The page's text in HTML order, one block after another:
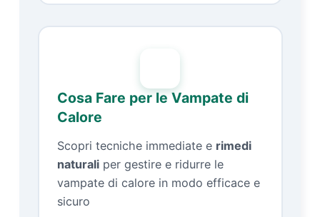
Cosa Fare per le Vampate di
Calore
Scopri tecniche immediate e rimedi
naturali per gestire e ridurre le
vampate di calore in modo efficace e
sicuro